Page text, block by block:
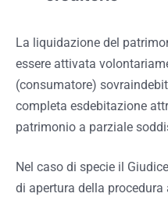
La liquidazione del
essere attivata
(consumatore)
completa esdebitazione
patrimonio a parziale
Nel caso di specie il
di apertura della